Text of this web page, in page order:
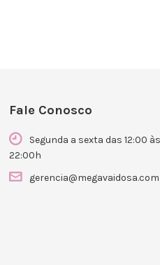
Fale Conosco
Segunda a sexta das 12:00 às
22:00h
gerencia@megavaidosa.com